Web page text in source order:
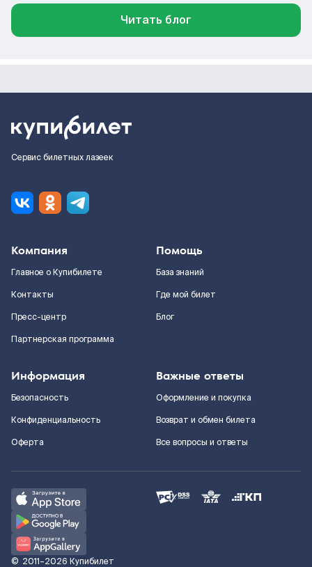
Читать блог
Сервис билетных лазеек
Компания
Главное о Купибилете
Контакты
Пресс-центр
Партнерская программа
Помощь
База знаний
Где мой билет
Блог
Информация
Безопасность
Конфиденциальность
Оферта
Важные ответы
Оформление и покупка
Возврат и обмен билета
Все вопросы и ответы
© 2011–2026 Купибилет